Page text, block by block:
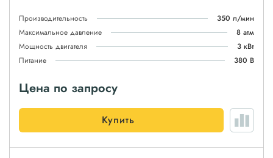
Производительность
350 л/мин
Максимальное давление
8 атм
Мощность двигателя
3 кВт
Питание
380 В
Цена по запросу
Купить